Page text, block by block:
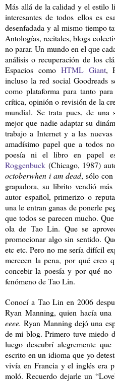
Más allá de la calidad y el estilo
interesantes de todos ellos es
desenfadada y al mismo tiempo
Antologías, recitales, blogs
no parar. Un mundo en el que
análisis o recuperación de los
Espacios como HTML Giant,
incluso la red social Goodreads
como plataforma para tanto
crítica, opinión o revisión de la
mundial. Se trata pues, de una
mejor que nadie adaptar su
trabajo a Internet y a las
amadísimo papel que a todos
poesía ni el libro en papel
Roggenbuck (Chicago, 1987)
octoberwhen i am dead, sólo con
grapadora, su librito vendió
autor español, primerizo o
una le entran ganas de ponerle
que todos se parecen mucho.
ola de Tao Lin. Que se
promocionar algo sin sentido.
etc etc. Pero no me sería difícil
merecen la pena, por qué creo
concebir la poesía y por qué no
fenómeno de Tao Lin.
Conocí a Tao Lin en 2006
Ryan Manning, quien hacía
eeee.Ryan Manning dejó una
de mi blog. Primero tuve miedo
luego descubrí alegremente
escrito en un idioma que yo
vivía en Francia y el inglés era
moló. Recuerdo dejarle un